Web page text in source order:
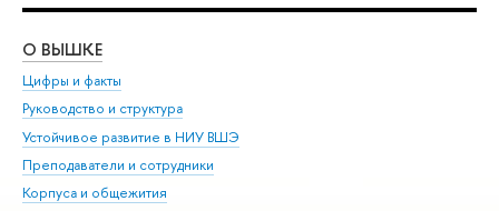
О ВЫШКЕ
Цифры и факты
Руководство и структура
Устойчивое развитие в НИУ ВШЭ
Преподаватели и сотрудники
Корпуса и общежития